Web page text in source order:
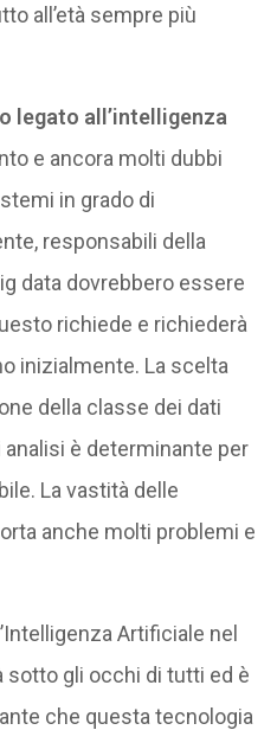
all’età sempre più
legato all’intelligenza
e ancora molti dubbi
in grado di
responsabili della
data dovrebbero essere
richiede e richiederà
inizialmente. La scelta
della classe dei dati
è determinante per
La vastità delle
anche molti problemi e
Artificiale nel
sotto gli occhi di tutti ed è
che questa tecnologia